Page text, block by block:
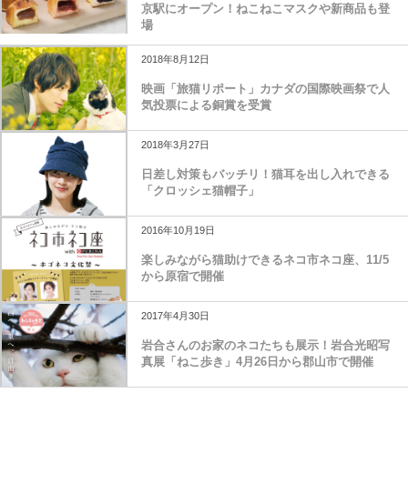
京駅にオープン！ねこねこマスクや新商品も登
場
2018年8月12日
映画「旅猫リポート」カナダの国際映画祭で人
気投票による銅賞を受賞
2018年3月27日
日差し対策もバッチリ！猫耳を出し入れできる
「クロッシェ猫帽子」
2016年10月19日
楽しみながら猫助けできるネコ市ネコ座、11/5
から原宿で開催
2017年4月30日
岩合さんのお家のネコたちも展示！岩合光昭写
真展「ねこ歩き」4月26日から郡山市で開催